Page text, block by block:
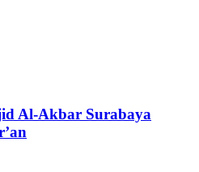
Al-Akbar Surabaya